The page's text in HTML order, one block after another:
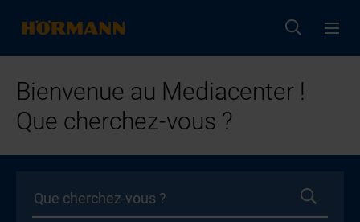
Bienvenue au Mediacenter !
Que cherchez-vous ?